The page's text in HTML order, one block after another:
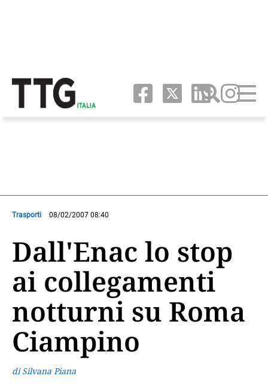
Trasporti 08/02/2007 08:40
Dall'Enac lo stop
ai collegamenti
notturni su Roma
Ciampino
di Silvana Piana